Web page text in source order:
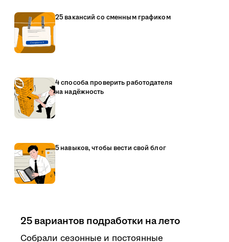
25 вакансий со сменным графиком
4 способа проверить работодателя
на надёжность
5 навыков, чтобы вести свой блог
25 вариантов подработки на лето
Собрали сезонные и постоянные